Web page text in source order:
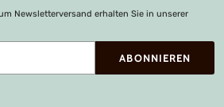
Newsletterversand erhalten Sie in unserer
ABONNIEREN